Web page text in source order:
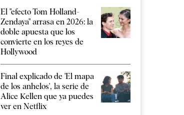
El "efecto Tom Holland-
Zendaya" arrasa en 2026: la
doble apuesta que los
convierte en los reyes de
Hollywood
Final explicado de 'El mapa
de los anhelos', la serie de
Alice Kellen que ya puedes
ver en Netflix